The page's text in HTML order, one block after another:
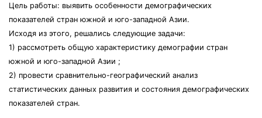
Цель работы: выявить особенности демографических
показателей стран южной и юго-западной Азии.
Исходя из этого, решались следующие задачи:
1) рассмотреть общую характеристику демографии стран
южной и юго-западной Азии ;
2) провести сравнительно-географический анализ
статистических данных развития и состояния демографических
показателей стран.